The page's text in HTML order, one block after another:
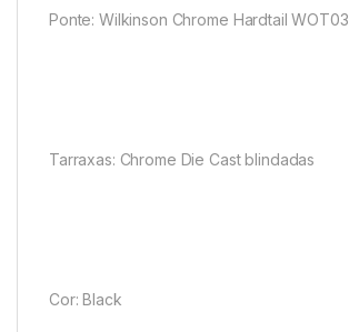
Ponte: Wilkinson Chrome Hardtail WOT03
Tarraxas: Chrome Die Cast blindadas
Cor: Black